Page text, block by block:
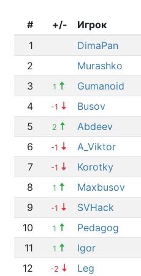
# +/- Игрок
1
DimaPan
2 Murashko
3
1 Gumanoid
4 -1 Busov
5
2 Abdeev
6 -1 A_Viktor
7
-1 Korotky
8
1 Maxbusov
9 -1 SVHack
10 1 Pedagog
11
1 Igor
12 -2 Leg